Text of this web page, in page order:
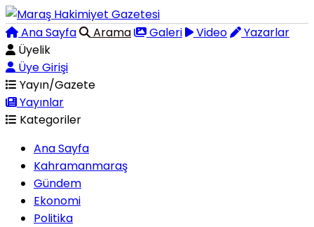
Ana Sayfa Arama Galeri Video
Yazarlar
Üyelik
Üye Girişi
Yayın/Gazete
Yayınlar
Kategoriler
Ana Sayfa
Kahramanmaraş
Gündem
Ekonomi
Politika